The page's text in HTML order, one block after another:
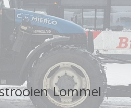
Lommel